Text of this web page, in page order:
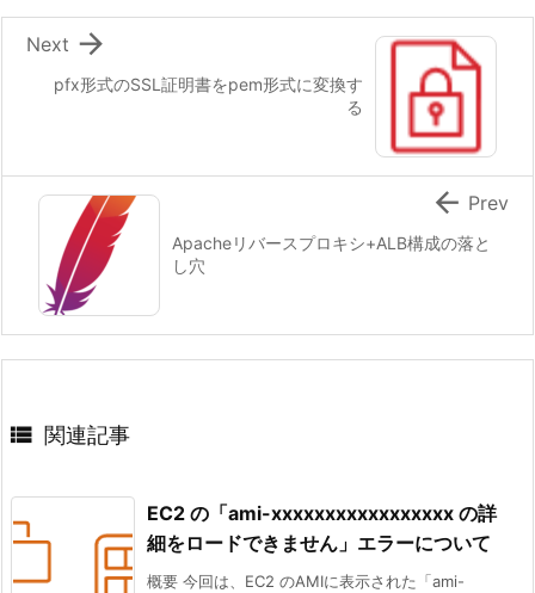
pfx形式のSSL証明書をpem形式に変換す
る

Next
Apacheリバースプロキシ+ALB構成の落と
し穴
 Prev
 関連記事
EC2 の「ami-xxxxxxxxxxxxxxxxx の詳
細をロードできません」エラーについて
概要 今回は、EC2 のAMIに表示された「ami-